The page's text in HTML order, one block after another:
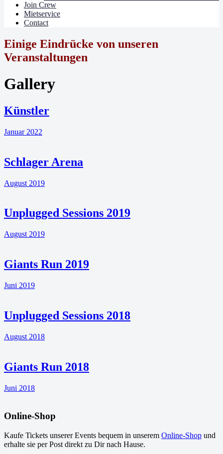
Join Crew
Mietservice
Contact
Einige Eindrücke von unseren
Veranstaltungen
Gallery
Künstler
Januar 2022
Schlager Arena
August 2019
Unplugged Sessions 2019
August 2019
Giants Run 2019
Juni 2019
Unplugged Sessions 2018
August 2018
Giants Run 2018
Juni 2018
Online-Shop
Kaufe Tickets unserer Events bequem in unserem Online-Shop und
erhalte sie per Post direkt zu Dir nach Hause.